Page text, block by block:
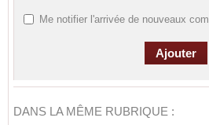
Me notifier l'arrivée de nouveaux
DANS LA MÊME RUBRIQUE :